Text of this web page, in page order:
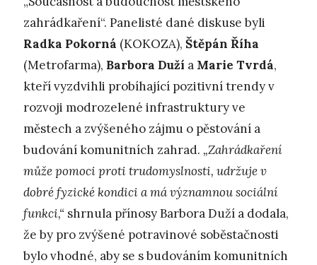
zahrádkaření“. Panelisté dané diskuse byli
Radka Pokorná (KOKOZA), Štěpán Říha
(Metrofarma), Barbora Duží a Marie Tvrdá,
kteří vyzdvihli probíhající pozitivní trendy v
rozvoji modrozelené infrastruktury ve
městech a zvýšeného zájmu o pěstování a
budování komunitních zahrad. „Zahrádkaření
může pomoci proti trudomyslnosti, udržuje v
dobré fyzické kondici a má významnou sociální
funkci,“ shrnula přínosy Barbora Duží a dodala,
že by pro zvýšené potravinové soběstačnosti
bylo vhodné, aby se s budováním komunitních